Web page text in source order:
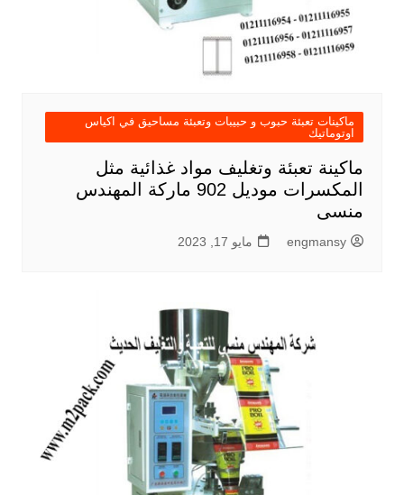
ماكينات تعبئة حبوب و حبيبات وتعبئة مساحيق في اكياس
اوتوماتيك
ماكينة تعبئة وتغليف مواد غذائية مثل
المكسرات موديل 902 ماركة المهندس
منسى
engmansy مايو 17, 2023